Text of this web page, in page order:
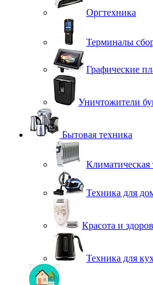
Оргтехника
Терминалы
Графические
Уничтожители
Бытовая техника
Климатическая
Техника для
Красота и
Техника для